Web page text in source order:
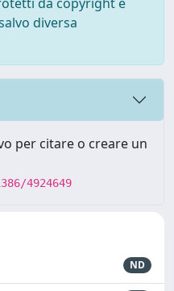
diversa
per citare o creare un
4924649
ND